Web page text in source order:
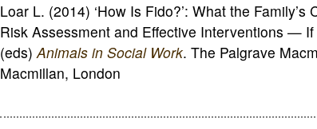
Loar L. (2014) ‘How Is Fido?’: What the
Risk Assessment and Effective Interventions —
(eds)Animals in Social Work. The Palgrave
Macmillan, London